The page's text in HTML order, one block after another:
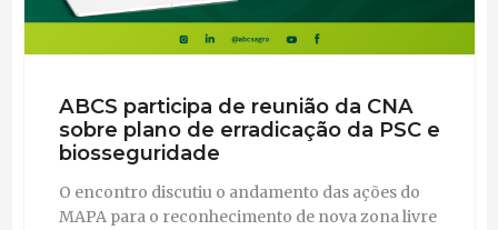
ABCS participa de reunião da CNA
sobre plano de erradicação da PSC e
biosseguridade
O encontro discutiu o andamento das ações do
MAPA para o reconhecimento de nova zona livre